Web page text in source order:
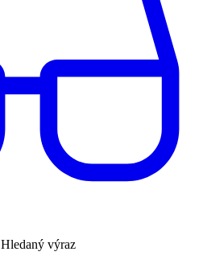
Hledaný výraz